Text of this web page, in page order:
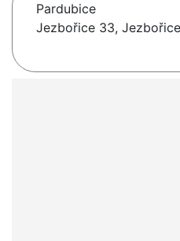
Pardubice
Jezbořice 33, Jezbořice